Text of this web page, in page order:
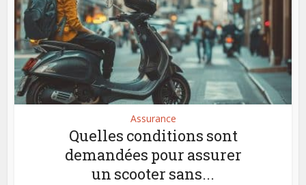
Assurance
Quelles conditions sont
demandées pour assurer
un scooter sans...